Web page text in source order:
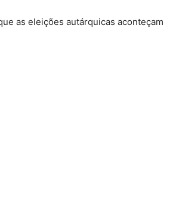
as eleições autárquicas aconteçam